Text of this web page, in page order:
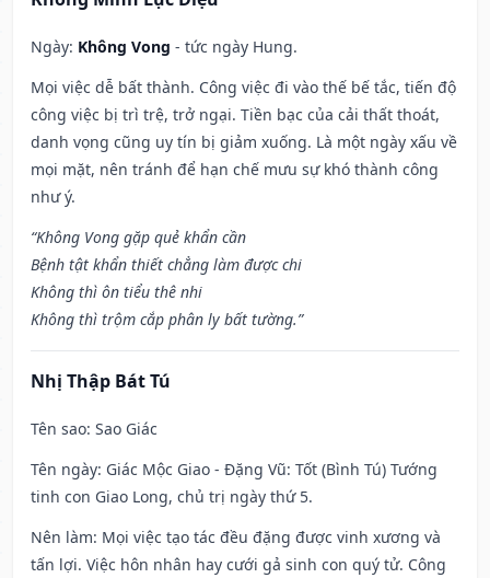
Ngày: Không Vong - tức ngày Hung.
Mọi việc dễ bất thành. Công việc đi vào thế bế tắc, tiến độ
công việc bị trì trệ, trở ngại. Tiền bạc của cải thất thoát,
danh vọng cũng uy tín bị giảm xuống. Là một ngày xấu về
mọi mặt, nên tránh để hạn chế mưu sự khó thành công
như ý.
“Không Vong gặp quẻ khẩn cần
Bệnh tật khẩn thiết chẳng làm được chi
Không thì ôn tiểu thê nhi
Không thì trộm cắp phân ly bất tường.”
Nhị Thập Bát Tú
Tên sao: Sao Giác
Tên ngày: Giác Mộc Giao - Đặng Vũ: Tốt (Bình Tú) Tướng
tinh con Giao Long, chủ trị ngày thứ 5.
Nên làm: Mọi việc tạo tác đều đặng được vinh xương và
tấn lợi. Việc hôn nhân hay cưới gả sinh con quý tử. Công